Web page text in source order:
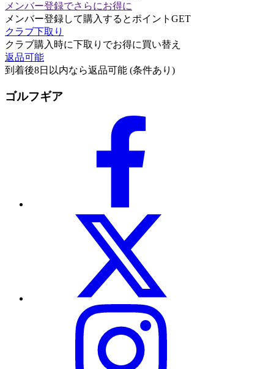
メンバー登録でさらにお得に
メンバー登録して購入するとポイントGET
クラブ下取り
クラブ購入時に下取りでお得に買い替え
返品可能
到着後8日以内なら返品可能 (条件あり)
ゴルフギア